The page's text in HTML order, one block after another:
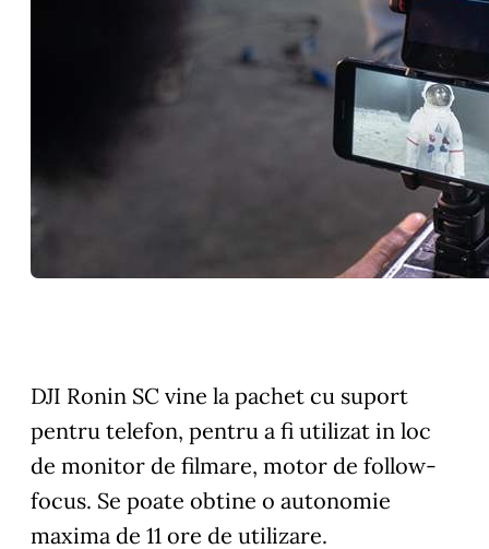
DJI Ronin SC vine la pachet cu suport
pentru telefon, pentru a fi utilizat in loc
de monitor de filmare, motor de follow-
focus. Se poate obtine o autonomie
maxima de 11 ore de utilizare.